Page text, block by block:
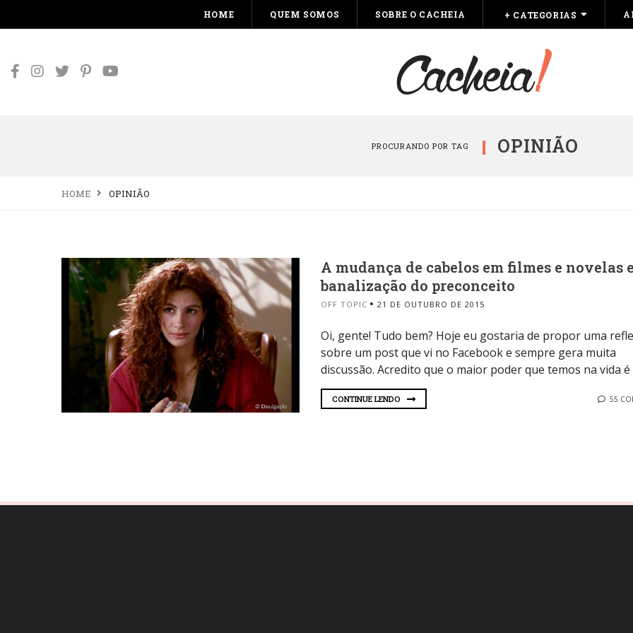
HOME QUEM SOMOS SOBRE O CACHEIA + CATEGORIAS
PROCURANDO POR TAG OPINIÃO
HOME OPINIÃO
A mudança de cabelos em filmes e novelas
banalização do preconceito
OFF TOPIC 21 DE OUTUBRO DE 2015
Oi, gente! Tudo bem? Hoje eu gostaria de propor uma
sobre um post que vi no Facebook e sempre gera muita
discussão. Acredito que o maior poder que temos na vida é
CONTINUE LENDO 55